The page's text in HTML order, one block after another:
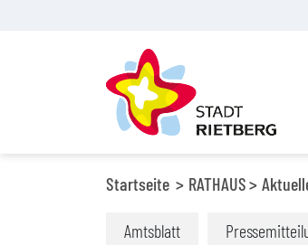
Startseite RATHAUS
Amtsblatt